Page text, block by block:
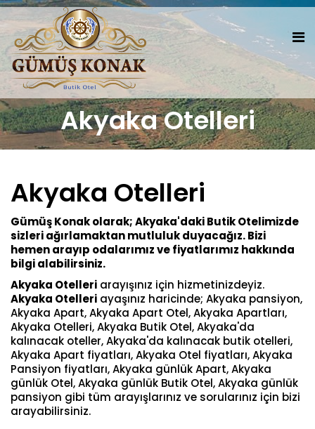
Akyaka Otelleri
Akyaka Otelleri
Gümüş Konak olarak; Akyaka'daki Butik Otelimizde
sizleri ağırlamaktan mutluluk duyacağız. Bizi
hemen arayıp odalarımız ve fiyatlarımız hakkında
bilgi alabilirsiniz.
Akyaka Otelleri arayışınız için hizmetinizdeyiz.
Akyaka Otelleri ayaşınız haricinde; Akyaka pansiyon,
Akyaka Apart, Akyaka Apart Otel, Akyaka Apartları,
Akyaka Otelleri, Akyaka Butik Otel, Akyaka'da
kalınacak oteller, Akyaka'da kalınacak butik otelleri,
Akyaka Apart fiyatları, Akyaka Otel fiyatları, Akyaka
Pansiyon fiyatları, Akyaka günlük Apart, Akyaka
günlük Otel, Akyaka günlük Butik Otel, Akyaka günlük
pansiyon gibi tüm arayışlarınız ve sorularınız için bizi
arayabilirsiniz.